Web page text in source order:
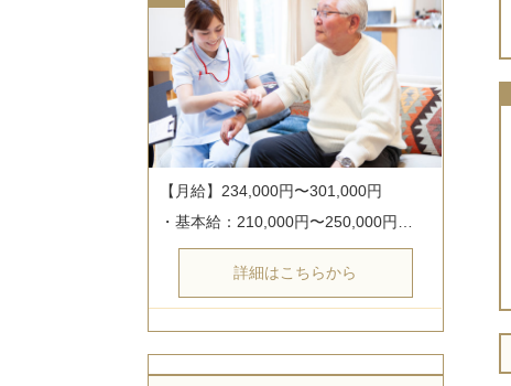
【月給】234,000円〜301,000円
・基本給：210,000円〜250,000円…
詳細はこちらから